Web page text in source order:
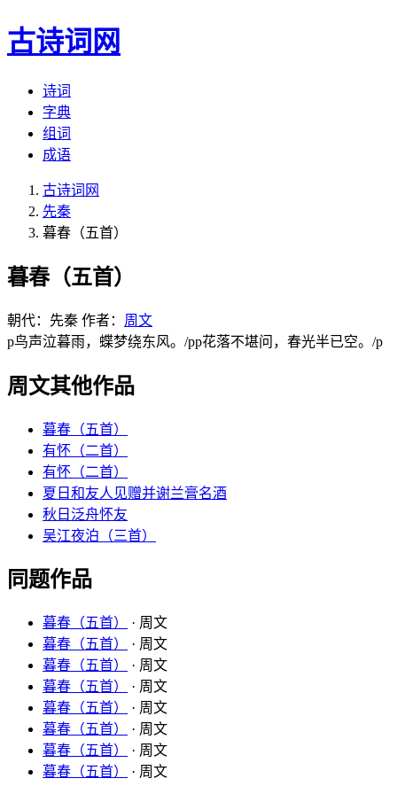
古诗词网
诗词
字典
组词
成语
古诗词网
先秦
暮春（五首）
暮春（五首）
朝代：先秦 作者： 周文
p鸟声泣暮雨，蝶梦绕东风。/pp花落不堪问，春光半已空。/p
周文其他作品
暮春（五首）
有怀（二首）
有怀（二首）
夏日和友人见赠并谢兰膏名酒
秋日泛舟怀友
吴江夜泊（三首）
同题作品
暮春（五首）
· 周文
暮春（五首）
· 周文
暮春（五首）
· 周文
暮春（五首）
· 周文
暮春（五首）
· 周文
暮春（五首）
· 周文
暮春（五首）
· 周文
暮春（五首）
· 周文